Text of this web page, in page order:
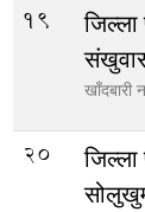
19
खाँदबारी
20